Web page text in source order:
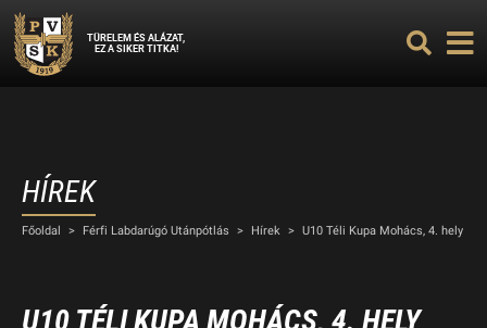
TÜRELEM ÉS ALÁZAT,
EZ A SIKER TITKA!
HÍREK
Főoldal > Férfi Labdarúgó Utánpótlás > Hírek > U10 Téli Kupa Mohács, 4. hely